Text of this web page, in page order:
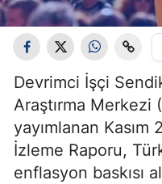
Devrimci İşçi
Araştırma Merkezi
yayımlanan Kasım
İzleme Raporu,
enflasyon baskısı